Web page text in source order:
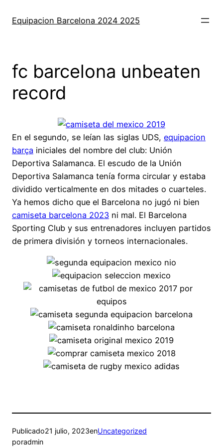
Equipacion Barcelona 2024 2025
fc barcelona unbeaten
record
En el segundo, se leían las siglas UDS, equipacion
barça iniciales del nombre del club: Unión
Deportiva Salamanca. El escudo de la Unión
Deportiva Salamanca tenía forma circular y estaba
dividido verticalmente en dos mitades o cuarteles.
Ya hemos dicho que el Barcelona no jugó ni bien
camiseta barcelona 2023 ni mal. El Barcelona
Sporting Club y sus entrenadores incluyen partidos
de primera división y torneos internacionales.
Publicado21 julio, 2023enUncategorized
poradmin